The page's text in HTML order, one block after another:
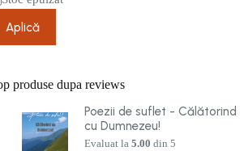
Aplică
produse dupa reviews
Poezii de suflet - Călătorind
cu Dumnezeu!
Evaluat la5.00 din 5